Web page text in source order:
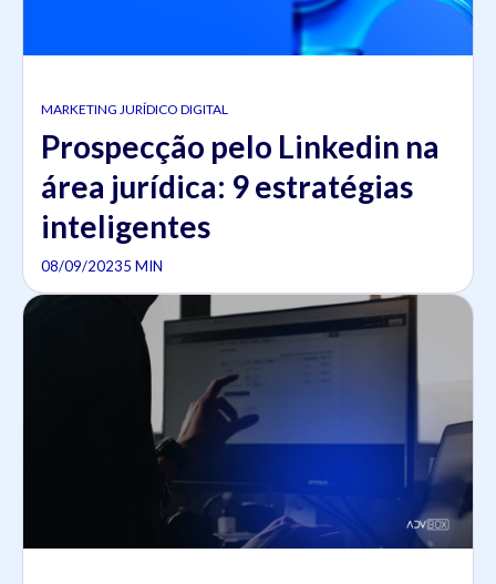
MARKETING JURÍDICO DIGITAL
Prospecção pelo Linkedin na
área jurídica: 9 estratégias
inteligentes
08/09/20235 MIN